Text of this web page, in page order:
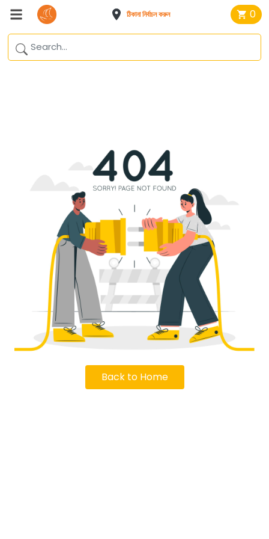
ঠিকানা নির্বাচন করুন 0
Back to Home